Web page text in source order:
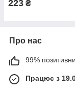
223 ₴
Про нас
99%
Працює з